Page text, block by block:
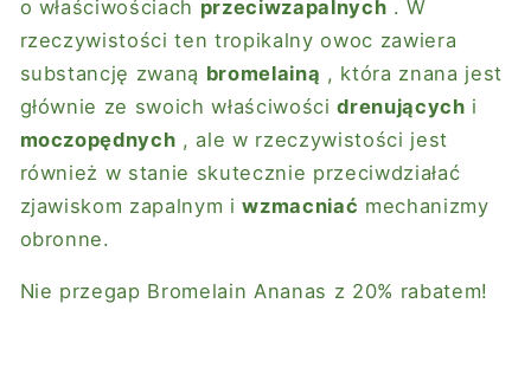
o właściwościach przeciwzapalnych . W
rzeczywistości ten tropikalny owoc zawiera
substancję zwaną bromelainą , która znana jest
głównie ze swoich właściwościdrenujących i
moczopędnych , ale w rzeczywistości jest
również w stanie skutecznie przeciwdziałać
zjawiskom zapalnym iwzmacniać mechanizmy
obronne.
Nie przegap Bromelain Ananas z 20% rabatem!